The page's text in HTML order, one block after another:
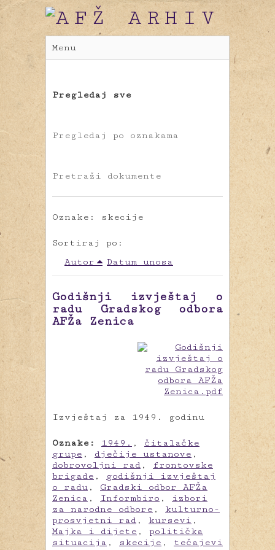
Menu
Pregledaj sve
Pregledaj po oznakama
Pretraži dokumente
Oznake: skecije
Sortiraj po:
Autor
Datum unosa
Godišnji izvještaj o
radu Gradskog odbora
AFŽa Zenica
Izvještaj za 1949. godinu
Oznake: 1949. , čitalačke
grupe , dječije ustanove ,
dobrovoljni rad ,
frontovske
brigade ,
godišnji izvještaj
o radu , Gradski odbor AFŽa
Zenica , Informbiro ,
izbori
za narodne odbore , kulturno-
prosvjetni rad , kursevi ,
Majka i dijete , politička
situacija , skecije , tečajevi